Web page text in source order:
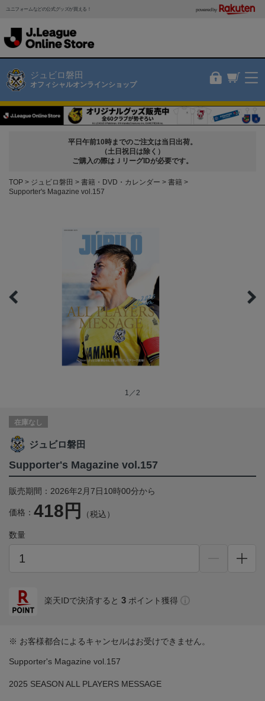
ユニフォームなどの公式グッズが買える！ powered by
ジュビロ磐田
オフィシャルオンラインショップ
平日午前10時までのご注文は当日出荷。
（土日祝日は除く）
ご購入の際はＪリーグIDが必要です。
TOP ジュビロ磐田 書籍・DVD・カレンダー
書籍
Supporter's Magazine vol.157
1／2
在庫なし
ジュビロ磐田
Supporter's Magazine vol.157
販売期間：2026年2月7日10時00分から
価格： 418円 （税込）
数量
楽天IDで決済すると 3 ポイント獲得
※ お客様都合によるキャンセルはお受けできません。
Supporter's Magazine vol.157
2025 SEASON ALL PLAYERS MESSAGE